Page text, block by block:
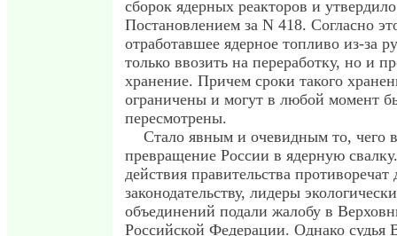
сборок ядерных реакторов и
Постановлением за N 418. Согласно
отработавшее ядерное топливо из-за
только ввозить на переработку, но и
хранение. Причем сроки такого
ограничены и могут в любой момент
пересмотрены.
Стало явным и очевидным то, чего
превращение России в ядерную
действия правительства
законодательству, лидеры
объединений подали жалобу в
Российской Федерации. Однако судья